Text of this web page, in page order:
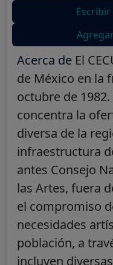
Acerca de El
de México en la
octubre de
concentra la
diversa de la
infraestructura
antes Consejo
las Artes, fuera
el compromiso
necesidades
población, a
incluyen